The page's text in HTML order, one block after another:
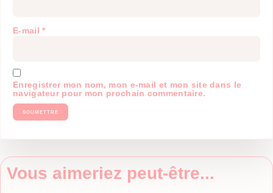
E-mail*
Enregistrer mon nom, mon e-mail et mon site dans le
navigateur pour mon prochain commentaire.
Vous aimeriez peut-être...